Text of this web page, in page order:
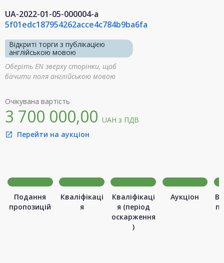
UA-2022-01-05-000004-a
5f01edc187954262acce4c784b9ba6fa
Відкриті торги з публікацією
англійською мовою
Оберіть EN зверху сторінки, щоб
бачити поля англійською мовою
Очікувана вартість
3 700 000,00 UAH з ПДВ
open_in_new Перейти на аукціон
Подання
пропозицій
Кваліфікаці
я
Кваліфікаці
я (період
оскарження
)
Аукціон